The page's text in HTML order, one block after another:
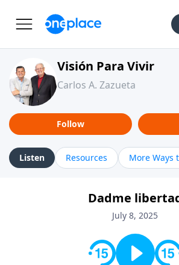
Visión Para Vivir
Carlos A. Zazueta
Follow
Listen Resources More Ways
Dadme
July 8, 2025